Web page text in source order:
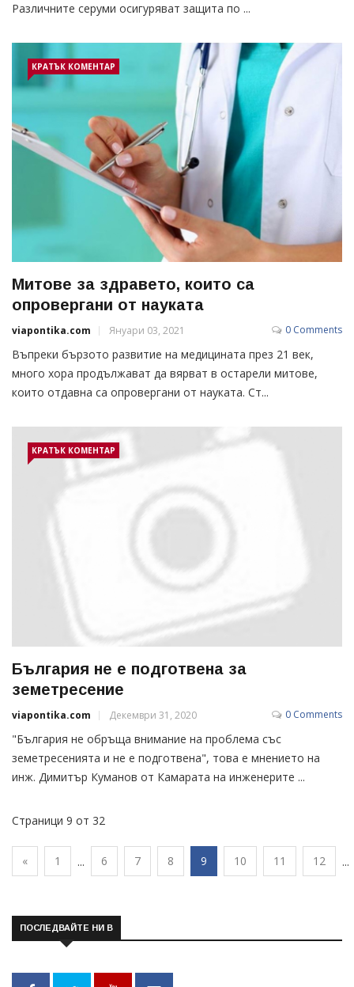
Различните серуми осигуряват защита по ...
КРАТЪК КОМЕНТАР
Митове за здравето, които са
опровергани от науката
viapontika.com Януари 03, 2021 0 Comments
Въпреки бързото развитие на медицината през 21 век,
много хора продължават да вярват в остарели митове,
които отдавна са опровергани от науката. Ст...
КРАТЪК КОМЕНТАР
България не е подготвена за
земетресение
viapontika.com Декември 31, 2020 0 Comments
"България не обръща внимание на проблема със
земетресенията и не е подготвена", това е мнението на
инж. Димитър Куманов от Камарата на инженерите ...
Страници 9 от 32
« 1 ... 6 7 8 9 10 11 12 ...
ПОСЛЕДВАЙТЕ НИ В